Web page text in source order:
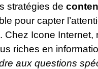
stratégies de
pour capter
Chez Icone Internet,
riches en
aux questions